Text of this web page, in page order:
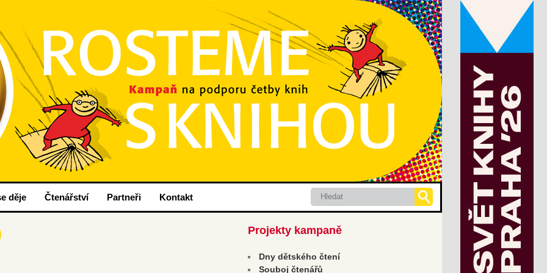
děje Čtenářství Partneři Kontakt Hledat
Projekty kampaně
Dny dětského čtení
Souboj čtenářů